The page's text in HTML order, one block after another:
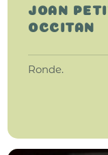
JOAN
OCCITAN
Ronde.